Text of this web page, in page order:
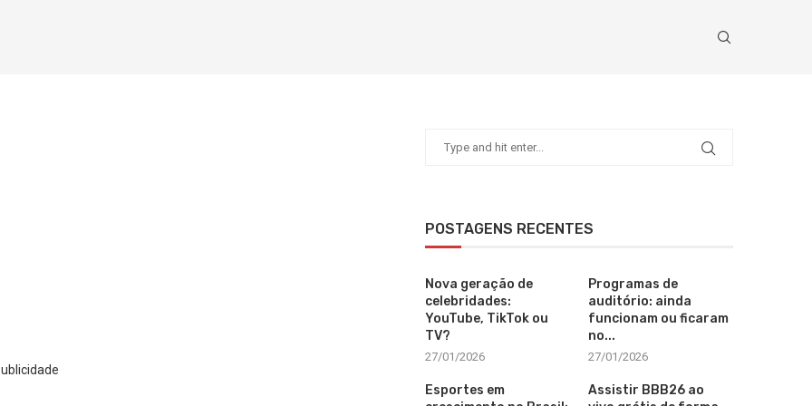
POSTAGENS RECENTES
Nova geração de
celebridades:
YouTube, TikTok ou
TV?
27/01/2026
Programas de
auditório: ainda
funcionam ou ficaram
no...
27/01/2026
Esportes em
Assistir BBB26 ao